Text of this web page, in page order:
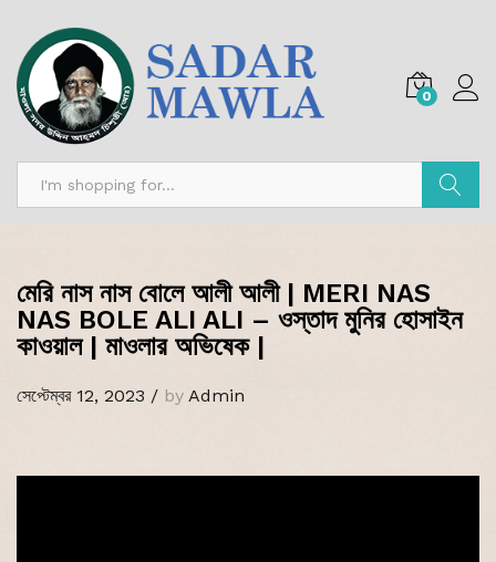
0
মেরি নাস নাস বোলে আলী আলী | MERI NAS
NAS BOLE ALI ALI – ওস্তাদ মুনির হোসাইন
কাওয়াল | মাওলার অভিষেক |
সেপ্টেম্বর 12, 2023 / by Admin